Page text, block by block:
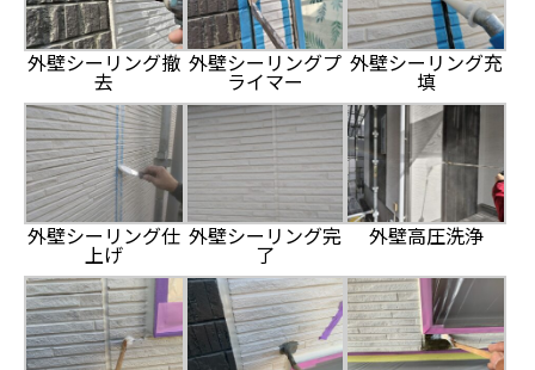
外壁シーリング撤
去
外壁シーリングプ
ライマー
外壁シーリング充
填
外壁シーリング仕
上げ
外壁シーリング完
了
外壁高圧洗浄